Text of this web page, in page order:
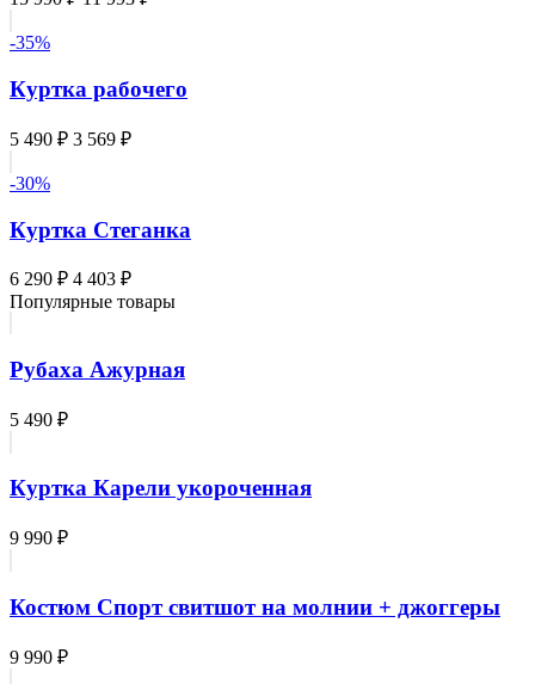
-35%
Куртка рабочего
5 490 ₽ 3 569 ₽
-30%
Куртка Стеганка
6 290 ₽ 4 403 ₽
Популярные товары
Рубаха Ажурная
5 490 ₽
Куртка Карели укороченная
9 990 ₽
Костюм Спорт свитшот на молнии + джоггеры
9 990 ₽